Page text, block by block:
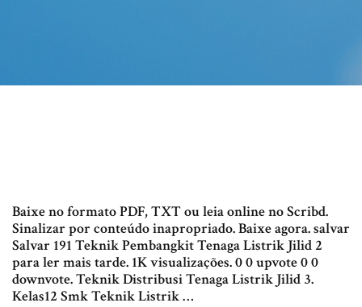
Baixe no formato PDF, TXT ou leia online no Scribd.
Sinalizar por conteúdo inapropriado. Baixe agora. salvar
Salvar 191 Teknik Pembangkit Tenaga Listrik Jilid 2
para ler mais tarde. 1K visualizações. 0 0 upvote 0 0
downvote. Teknik Distribusi Tenaga Listrik Jilid 3.
Kelas12 Smk Teknik Listrik …